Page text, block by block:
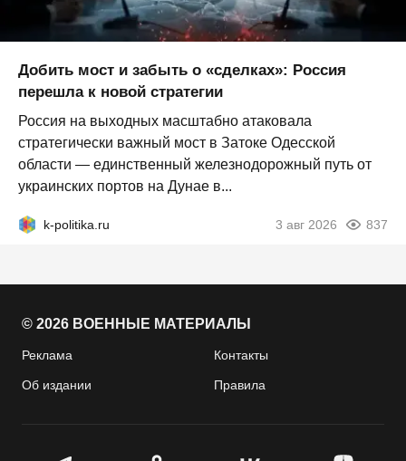
Добить мост и забыть о «сделках»: Россия
перешла к новой стратегии
Россия на выходных масштабно атаковала
стратегически важный мост в Затоке Одесской
области — единственный железнодорожный путь от
украинских портов на Дунае в...
k-politika.ru 3 авг 2026 837
© 2026 ВОЕННЫЕ МАТЕРИАЛЫ
Реклама Контакты
Об издании Правила